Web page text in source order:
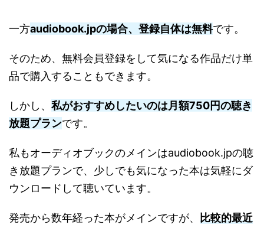
一方audiobook.jpの場合、登録自体は無料です。
そのため、無料会員登録をして気になる作品だけ単
品で購入することもできます。
しかし、 私がおすすめしたいのは月額750円の聴き
放題プランです。
私もオーディオブックのメインはaudiobook.jpの聴
き放題プランで、少しでも気になった本は気軽にダ
ウンロードして聴いています。
発売から数年経った本がメインですが、 比較的最近